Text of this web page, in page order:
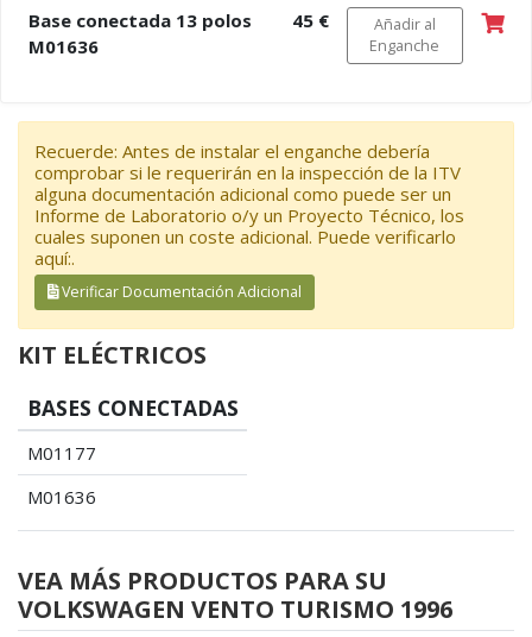
Base conectada 13 polos
M01636
45 €
Añadir al
Enganche
Recuerde: Antes de instalar el enganche debería
comprobar si le requerirán en la inspección de la ITV
alguna documentación adicional como puede ser un
Informe de Laboratorio o/y un Proyecto Técnico, los
cuales suponen un coste adicional. Puede verificarlo
aquí:.
Verificar Documentación Adicional
KIT ELÉCTRICOS
BASES CONECTADAS
M01177
M01636
VEA MÁS PRODUCTOS PARA SU
VOLKSWAGEN VENTO TURISMO 1996